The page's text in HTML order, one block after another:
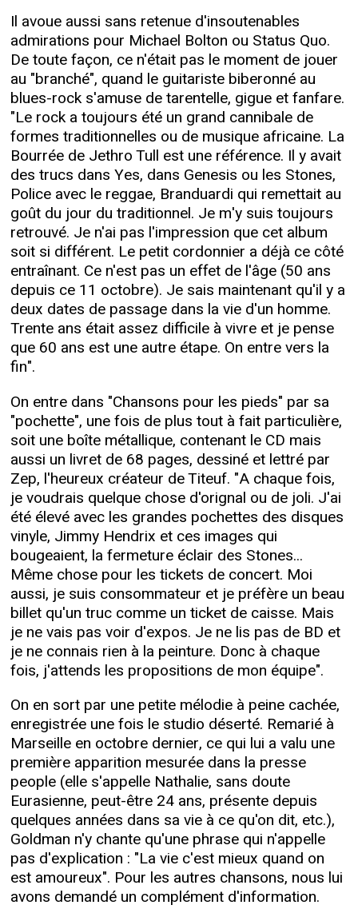
Il avoue aussi sans retenue d'insoutenables
admirations pour Michael Bolton ou Status Quo.
De toute façon, ce n'était pas le moment de jouer
au "branché", quand le guitariste biberonné au
blues-rock s'amuse de tarentelle, gigue et fanfare.
"Le rock a toujours été un grand cannibale de
formes traditionnelles ou de musique africaine. La
Bourrée de Jethro Tull est une référence. Il y avait
des trucs dans Yes, dans Genesis ou les Stones,
Police avec le reggae, Branduardi qui remettait au
goût du jour du traditionnel. Je m'y suis toujours
retrouvé. Je n'ai pas l'impression que cet album
soit si différent. Le petit cordonnier a déjà ce côté
entraînant. Ce n'est pas un effet de l'âge (50 ans
depuis ce 11 octobre). Je sais maintenant qu'il y a
deux dates de passage dans la vie d'un homme.
Trente ans était assez difficile à vivre et je pense
que 60 ans est une autre étape. On entre vers la
fin".
On entre dans "Chansons pour les pieds" par sa
"pochette", une fois de plus tout à fait particulière,
soit une boîte métallique, contenant le CD mais
aussi un livret de 68 pages, dessiné et lettré par
Zep, l'heureux créateur de Titeuf. "A chaque fois,
je voudrais quelque chose d'orignal ou de joli. J'ai
été élevé avec les grandes pochettes des disques
vinyle, Jimmy Hendrix et ces images qui
bougeaient, la fermeture éclair des Stones...
Même chose pour les tickets de concert. Moi
aussi, je suis consommateur et je préfère un beau
billet qu'un truc comme un ticket de caisse. Mais
je ne vais pas voir d'expos. Je ne lis pas de BD et
je ne connais rien à la peinture. Donc à chaque
fois, j'attends les propositions de mon équipe".
On en sort par une petite mélodie à peine cachée,
enregistrée une fois le studio déserté. Remarié à
Marseille en octobre dernier, ce qui lui a valu une
première apparition mesurée dans la presse
people (elle s'appelle Nathalie, sans doute
Eurasienne, peut-être 24 ans, présente depuis
quelques années dans sa vie à ce qu'on dit, etc.),
Goldman n'y chante qu'une phrase qui n'appelle
pas d'explication : "La vie c'est mieux quand on
est amoureux". Pour les autres chansons, nous lui
avons demandé un complément d'information.